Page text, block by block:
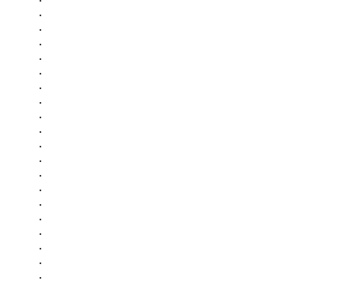
.
.
.
.
.
.
.
.
.
.
.
.
.
.
.
.
.
.
.